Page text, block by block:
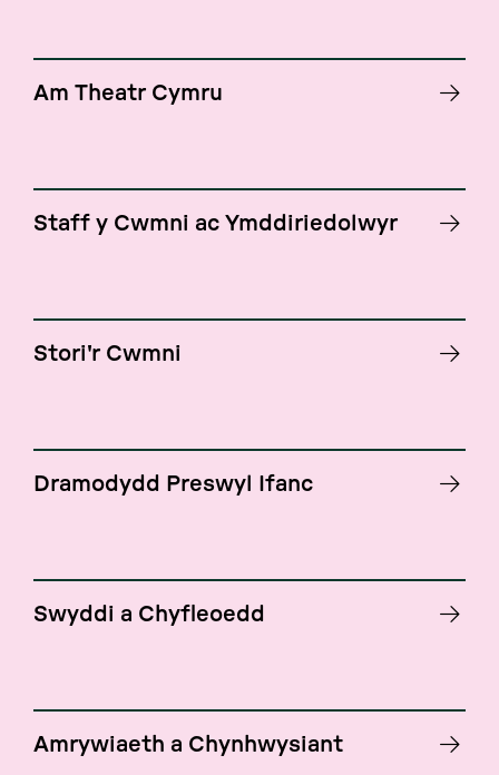
Am Theatr Cymru
Staff y Cwmni ac Ymddiriedolwyr
Stori'r Cwmni
Dramodydd Preswyl Ifanc
Swyddi a Chyfleoedd
Amrywiaeth a Chynhwysiant